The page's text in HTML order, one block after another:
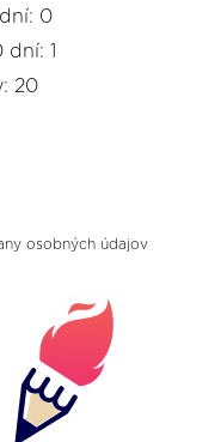
0
dní: 1
20
osobných údajov